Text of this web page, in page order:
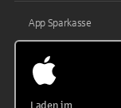
App Sparkasse
Laden im